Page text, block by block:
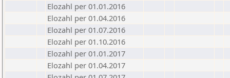
Elozahl per 01.01.2016
Elozahl per 01.04.2016
Elozahl per 01.07.2016
Elozahl per 01.10.2016
Elozahl per 01.01.2017
Elozahl per 01.04.2017